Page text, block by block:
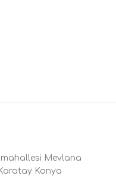
mahallesi Mevlana
Konya